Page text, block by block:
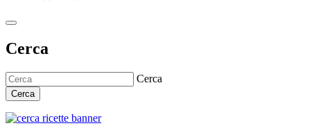
Cerca
Cerca
Cerca